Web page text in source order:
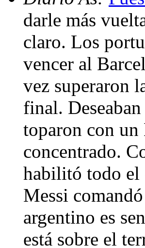
darle más
claro. Los
vencer al
vez superaron
final.
toparon con un
concentrado.
habilitó todo el
Messi
argentino es
está sobre el